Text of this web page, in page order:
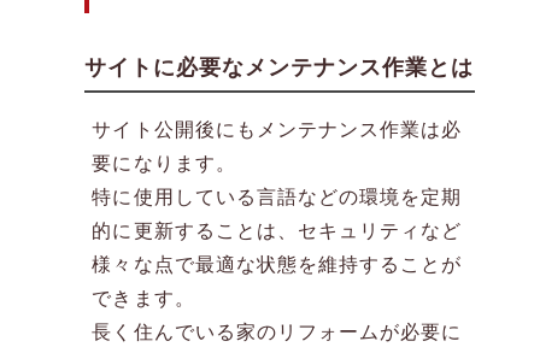
サイトに必要なメンテナンス作業とは
サイト公開後にもメンテナンス作業は必
要になります。
特に使用している言語などの環境を定期
的に更新することは、セキュリティなど
様々な点で最適な状態を維持することが
できます。
長く住んでいる家のリフォームが必要に